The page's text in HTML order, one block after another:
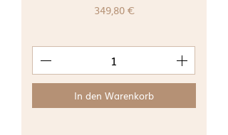
Preis
349,80 €
In den Warenkorb